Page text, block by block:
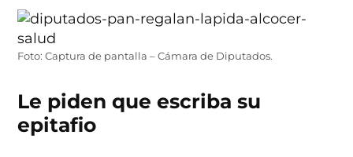
Foto: Captura de pantalla – Cámara de Diputados.
Le piden que escriba su
epitafio